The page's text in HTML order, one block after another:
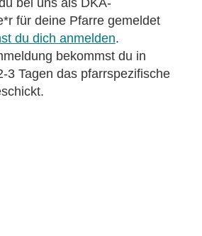
bei uns als DKA-
für deine Pfarre gemeldet
du dich anmelden.
bekommst du in
3 Tagen das pfarrspezifische